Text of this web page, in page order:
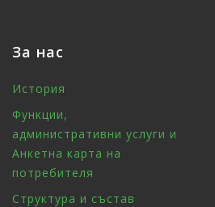
За нас
История
Функции,
административни услуги и
Анкетна карта на
потребителя
Структура и състав